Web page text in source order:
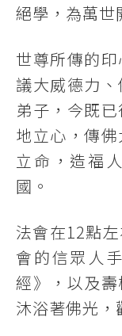
絕學，為萬世
世尊所傳的
議大威德力
弟子，今既
地立心，傳
立命，造福
國。
法會在12點
會的信眾人
經》，以及壽
沐浴著佛光，